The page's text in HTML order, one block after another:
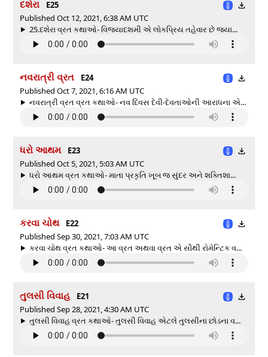
દશેરા
E25
Published Oct 12, 2021, 6:38 AM UTC
25.દશેરા વ્રત કથાઓ- વિજયાદશમી એ લોકપ્રિય તહેવાર છે જ્યા...
નવરાત્રી વ્રત
E24
Published Oct 7, 2021, 6:16 AM UTC
નવરાત્રી વ્રત વ્રત કથાઓ- નવ દિવસ દેવી-દેવતાઓની આરાધના એ...
ધરો આથમ
E23
Published Oct 5, 2021, 5:03 AM UTC
ધરો આથમ વ્રત કથાઓ- માતા પ્રકૃતિ ખૂબ જ સુંદર અને શક્તિશા...
કરવા ચોથ
E22
Published Sep 30, 2021, 7:03 AM UTC
કરવા ચોથ વ્રત કથાઓ- આ વ્રત અથવા વ્રત એ સૌથી રોમેન્ટિક વ...
તુલસી વિવાહ
E21
Published Sep 28, 2021, 4:30 AM UTC
તુલસી વિવાહ વ્રત કથાઓ- તુલસી વિવાહ એટલે તુલસીના છોડના વ...